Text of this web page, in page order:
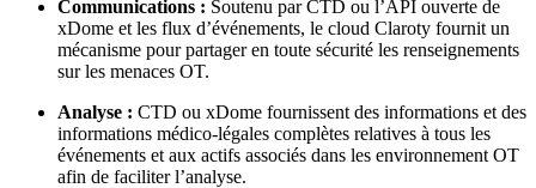
Communications : Soutenu par CTD ou l’API ouverte de
xDome et les flux d’événements, le cloud Claroty fournit un
mécanisme pour partager en toute sécurité les renseignements
sur les menaces OT.
Analyse : CTD ou xDome fournissent des informations et des
informations médico-légales complètes relatives à tous les
événements et aux actifs associés dans les environnement OT
afin de faciliter l’analyse.